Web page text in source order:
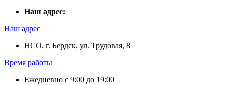
Наш адрес:
Наш адрес
НСО, г. Бердск, ул. Трудовая, 8
Время работы
Ежедневно с 9:00 до 19:00